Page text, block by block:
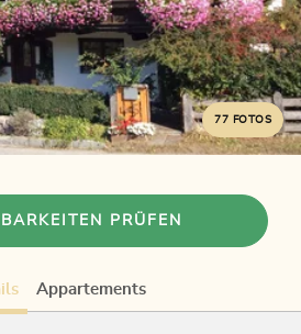
77 FOTOS
PRÜFEN
Appartements